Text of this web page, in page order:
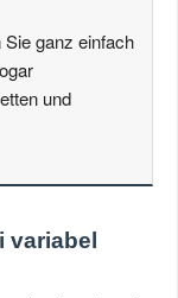
ganz einfach
und